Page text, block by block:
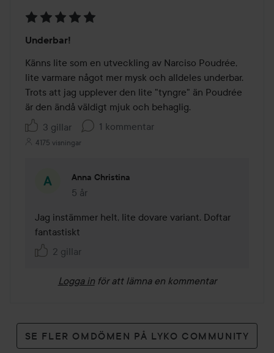
5
av
5
Underbar!
Känns lite som en utveckling av Narciso Poudrée,
lite varmare något mer mysk och alldeles underbar.
Trots att jag upplever den lite "tyngre" än Poudrée
är den ändå väldigt mjuk och behaglig.
3 gillar
1 kommentar
4175 visningar
Anna Christina
5 år
Kommentaren lades 5 år
Jag instämmer helt, lite dovare variant. Doftar
fantastiskt
2 gillar
Logga in för att lämna en kommentar
SE FLER OMDÖMEN PÅ LYKO COMMUNITY